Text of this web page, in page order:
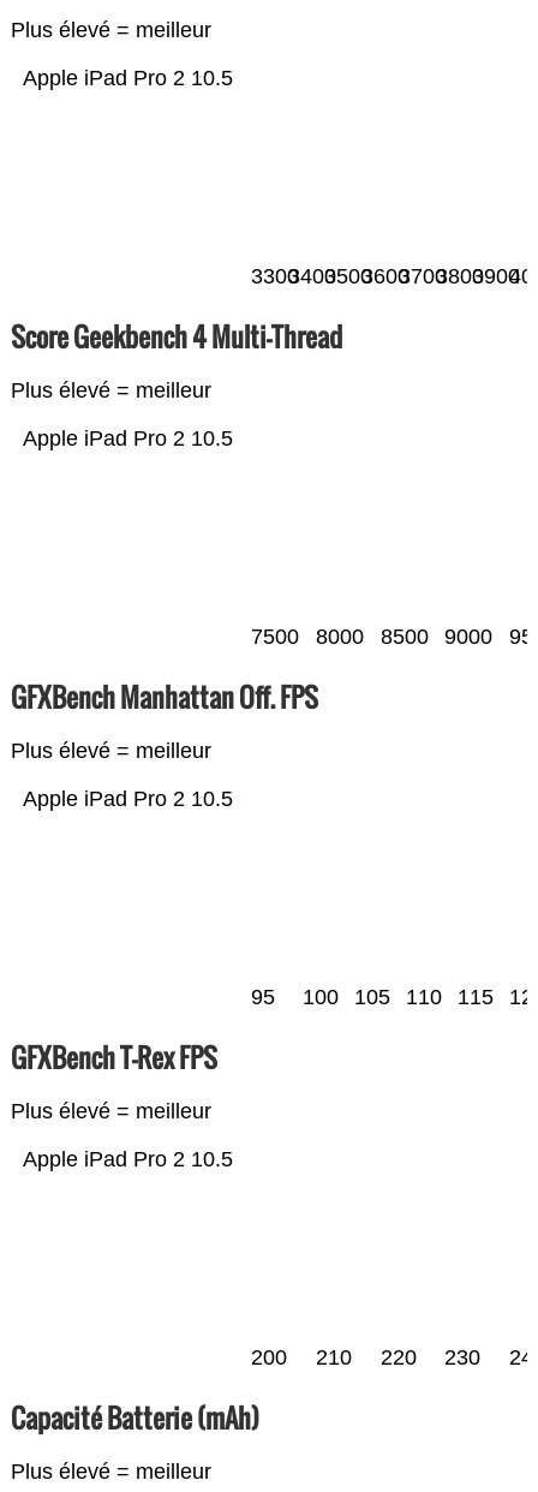
Plus élevé = meilleur
Apple iPad Pro 2 10.5
3300340035003600370038003900
Score Geekbench 4 Multi-Thread
Plus élevé = meilleur
Apple iPad Pro 2 10.5
7500 8000 8500 9000
GFXBench Manhattan Off. FPS
Plus élevé = meilleur
Apple iPad Pro 2 10.5
95 100 105 110 115
GFXBench T-Rex FPS
Plus élevé = meilleur
Apple iPad Pro 2 10.5
200 210 220 230
Capacité Batterie (mAh)
Plus élevé = meilleur